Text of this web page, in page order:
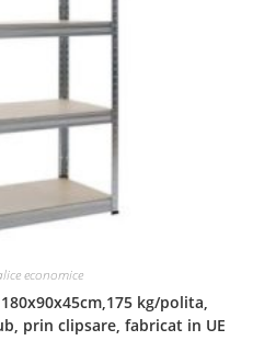
economice
kg/polita,
prin clipsare, fabricat in UE